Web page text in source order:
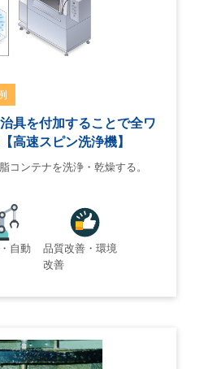
具を付加することで全ワ
高速スピン洗浄機】
コンテナを洗浄・乾燥する。
自動
品質改善・環境
改善